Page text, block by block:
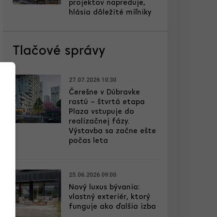
projektov napreduje,
hlásia dôležité míľniky
Tlačové správy
27.07.2026 10:30
Čerešne v Dúbravke
rastú – štvrtá etapa
Plaza vstupuje do
realizačnej fázy.
Výstavba sa začne ešte
počas leta
25.06.2026 09:00
Nový luxus bývania:
vlastný exteriér, ktorý
funguje ako ďalšia izba